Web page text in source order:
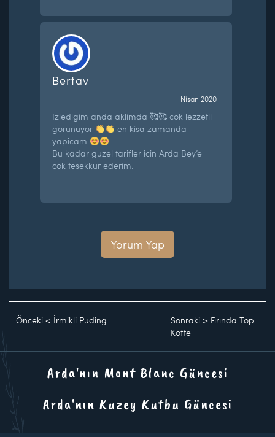
Bertav
Nisan 2020
Izledigim anda aklimda 🥰🥰 cok lezzetli
gorunuyor
en kisa zamanda
yapicam
Bu kadar guzel tarifler icin Arda Bey’e
cok tesekkur ederim.
Yorum Yap
Önceki < İrmikli Puding Sonraki > Fırında Top
Köfte
Arda'nın Mont Blanc Güncesi
Arda'nın Kuzey Kutbu Güncesi